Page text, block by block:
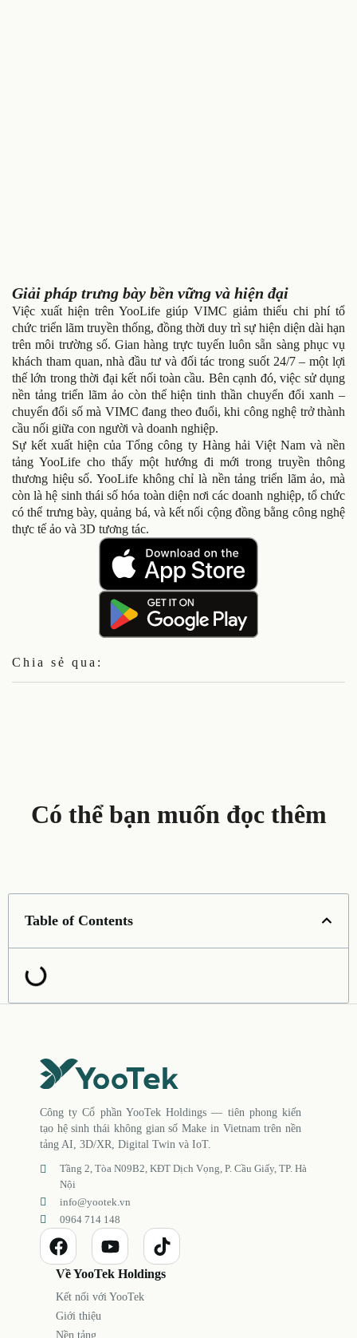
Giải pháp trưng bày bền vững và hiện đại
Việc xuất hiện trên YooLife giúp VIMC giảm thiểu chi phí tổ
chức triển lãm truyền thống, đồng thời duy trì sự hiện diện dài hạn
trên môi trường số. Gian hàng trực tuyến luôn sẵn sàng phục vụ
khách tham quan, nhà đầu tư và đối tác trong suốt 24/7 – một lợi
thế lớn trong thời đại kết nối toàn cầu. Bên cạnh đó, việc sử dụng
nền tảng triển lãm ảo còn thể hiện tinh thần chuyển đổi xanh –
chuyển đổi số mà VIMC đang theo đuổi, khi công nghệ trở thành
cầu nối giữa con người và doanh nghiệp.
Sự kết xuất hiện của Tổng công ty Hàng hải Việt Nam và nền
tảng YooLife cho thấy một hướng đi mới trong truyền thông
thương hiệu số. YooLife không chỉ là nền tảng triển lãm ảo, mà
còn là hệ sinh thái số hóa toàn diện nơi các doanh nghiệp, tổ chức
có thể trưng bày, quảng bá, và kết nối cộng đồng bằng công nghệ
thực tế ảo và 3D tương tác.
Chia sẻ qua:
Có thể bạn muốn đọc thêm
Table of Contents
Công ty Cổ phần YooTek Holdings — tiên phong kiến
tạo hệ sinh thái không gian số Make in Vietnam trên nền
tảng AI, 3D/XR, Digital Twin và IoT.
Tầng 2, Tòa N09B2, KĐT Dịch Vọng, P. Cầu Giấy, TP. Hà
Nội
info@yootek.vn
0964 714 148
Về YooTek Holdings
Kết nối với YooTek
Giới thiệu
Nền tảng